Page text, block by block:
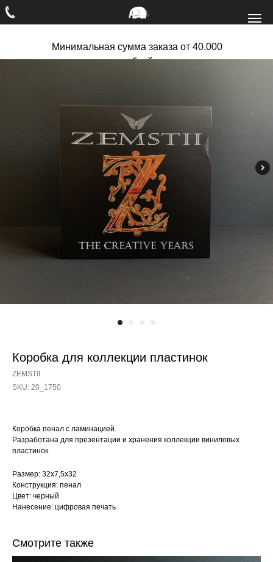
Минимальная сумма заказа от 40.000
рублей
Коробка для коллекции пластинок
ZEMSTII
SKU: 20_1750
Коробка пенал с ламинацией.
Разработана для презентации и хранения коллекции виниловых
пластинок.
Размер: 32х7,5х32
Конструкция: пенал
Цвет: черный
Нанесение: цифровая печать
Смотрите также